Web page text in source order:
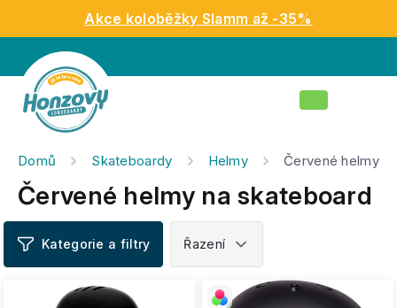
obsah
Akce koloběžky Slamm až -35%
Nákupní
Domů Skateboardy Helmy Červené helmy
Červené helmy na skateboard
ý
p